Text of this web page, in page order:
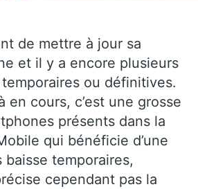
de mettre à jour sa
et il y a encore plusieurs
ou définitives.
en cours, c’est une grosse
présents dans la
qui bénéficie d’une
baisse temporaires,
cependant pas la